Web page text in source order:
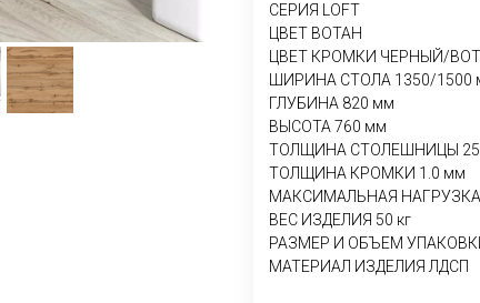
СЕРИЯ LOFT
ЦВЕТ ВОТАН
ЦВЕТ КРОМКИ ЧЕРНЫЙ/
ШИРИНА СТОЛА 1350/1500
ГЛУБИНА 820 мм
ВЫСОТА 760 мм
ТОЛЩИНА СТОЛЕШНИЦЫ
ТОЛЩИНА КРОМКИ 1.0 мм
МАКСИМАЛЬНАЯ НАГРУЗКА
ВЕС ИЗДЕЛИЯ 50 кг
РАЗМЕР И ОБЪЕМ УПАКОВКИ
МАТЕРИАЛ ИЗДЕЛИЯ ЛДСП